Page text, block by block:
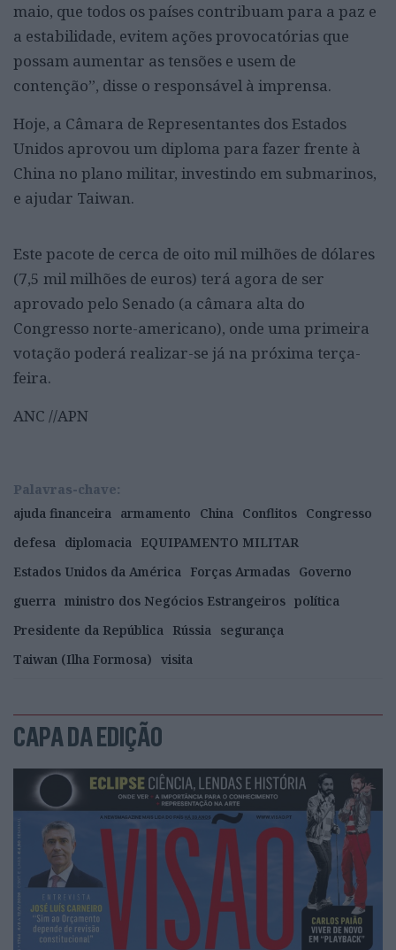
maio, que todos os países contribuam para a paz e
a estabilidade, evitem ações provocatórias que
possam aumentar as tensões e usem de
contenção”, disse o responsável à imprensa.
Hoje, a Câmara de Representantes dos Estados
Unidos aprovou um diploma para fazer frente à
China no plano militar, investindo em submarinos,
e ajudar Taiwan.
Este pacote de cerca de oito mil milhões de dólares
(7,5 mil milhões de euros) terá agora de ser
aprovado pelo Senado (a câmara alta do
Congresso norte-americano), onde uma primeira
votação poderá realizar-se já na próxima terça-
feira.
ANC //APN
Palavras-chave:
ajuda financeira armamento China Conflitos Congresso
defesa diplomacia EQUIPAMENTO MILITAR
Estados Unidos da América Forças Armadas Governo
guerra ministro dos Negócios Estrangeiros política
Presidente da República Rússia segurança
Taiwan (Ilha Formosa) visita
CAPA DA EDIÇÃO